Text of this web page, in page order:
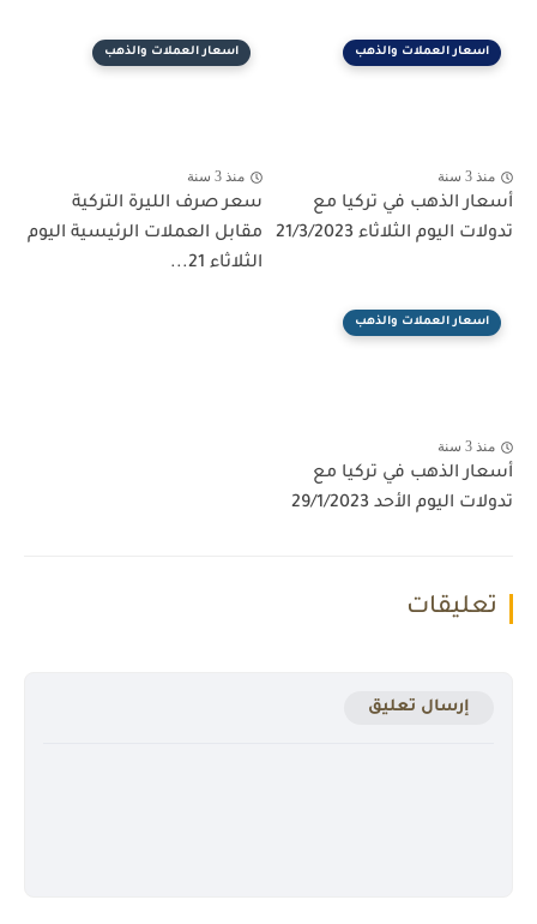
اسعار العملات والذهب
منذ 3 سنة
أسعار الذهب في تركيا مع
تدولات اليوم الثلاثاء 21/3/2023
اسعار العملات والذهب
منذ 3 سنة
سعر صرف الليرة التركية
مقابل العملات الرئيسية اليوم
الثلاثاء 21...
اسعار العملات والذهب
منذ 3 سنة
أسعار الذهب في تركيا مع
تدولات اليوم الأحد 29/1/2023
تعليقات
إرسال تعليق